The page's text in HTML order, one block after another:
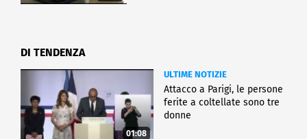
DI TENDENZA
01:08
ULTIME NOTIZIE
Attacco a Parigi, le persone
ferite a coltellate sono tre
donne